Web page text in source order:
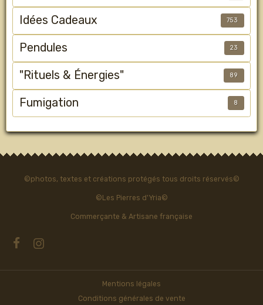
Idées Cadeaux 753
Pendules 23
"Rituels & Énergies" 89
Fumigation 8
©photos, textes et créations protégés tous droits réservés©
©Les Pierres d'Yria©
Commerçante & Artisane française
Mentions légales
Conditions générales de vente